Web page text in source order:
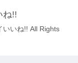
ね!!
いね!! All Rights